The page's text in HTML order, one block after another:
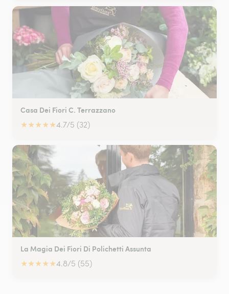
Casa Dei Fiori C. Terrazzano
★★★★★4.7/5 (32)
La Magia Dei Fiori Di Polichetti Assunta
★★★★★4.8/5 (55)